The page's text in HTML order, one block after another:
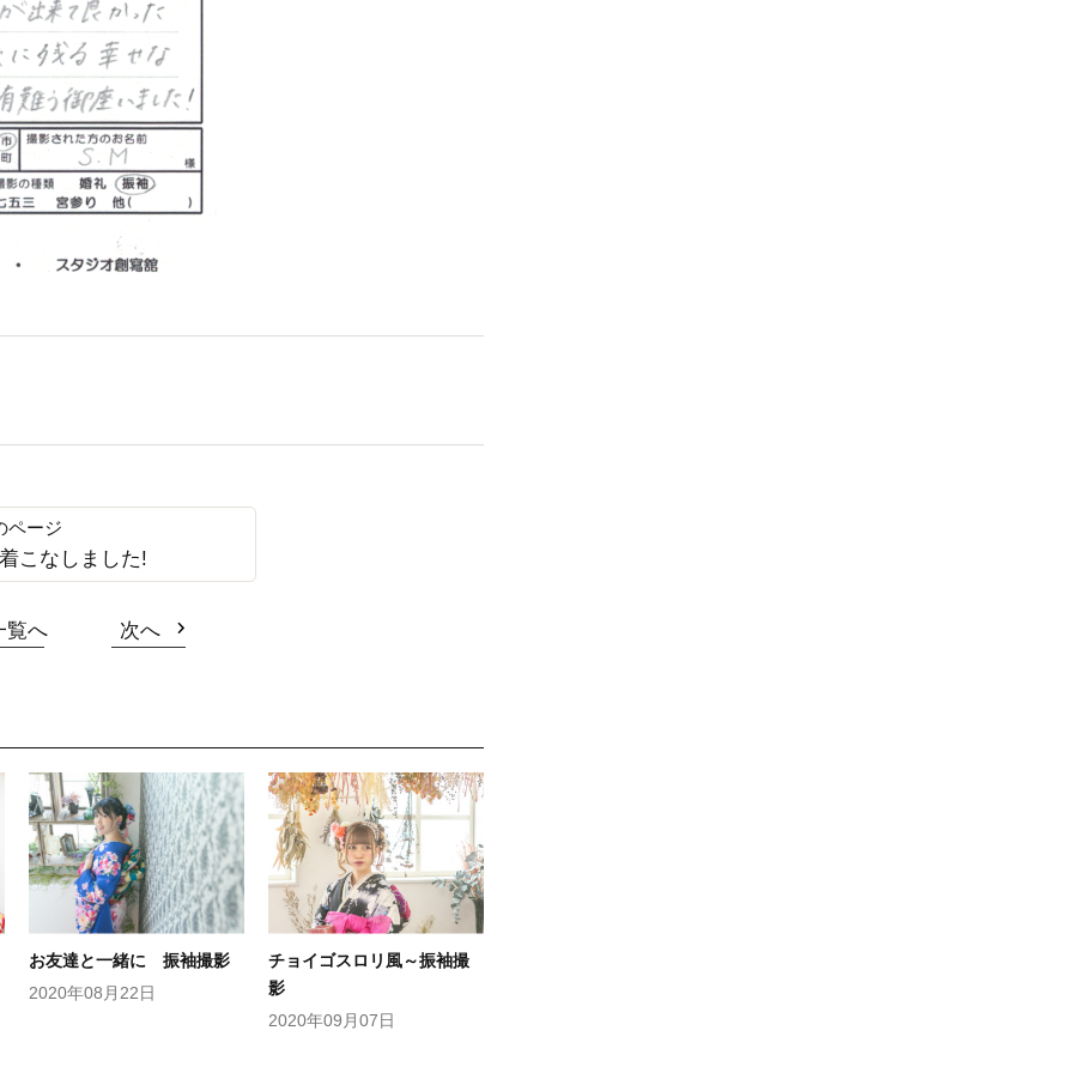
こなしました!
覧へ 次へ
お友達と一緒に 振袖撮影
2020年08月22日
チョイゴスロリ風～振袖撮
影
2020年09月07日